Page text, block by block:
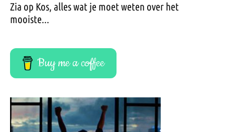
Zia op Kos, alles wat je moet weten over het
mooiste...
Buy me a coffee